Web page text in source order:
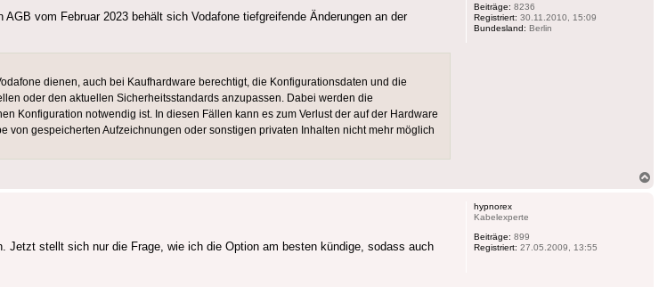
Beiträge: 8236
Registriert: 30.11.2010, 15:09
Bundesland: Berlin
vom Februar 2023 behält sich Vodafone tiefgreifende Änderungen an der
dienen, auch bei Kaufhardware berechtigt, die Konfigurationsdaten und die
oder den aktuellen Sicherheitsstandards anzupassen. Dabei werden die
Konfiguration notwendig ist. In diesen Fällen kann es zum Verlust der auf der Hardware
gespeicherten Aufzeichnungen oder sonstigen privaten Inhalten nicht mehr möglich
hypnorex
Kabelexperte
Beiträge: 899
Registriert: 27.05.2009, 13:55
Jetzt stellt sich nur die Frage, wie ich die Option am besten kündige, sodass auch